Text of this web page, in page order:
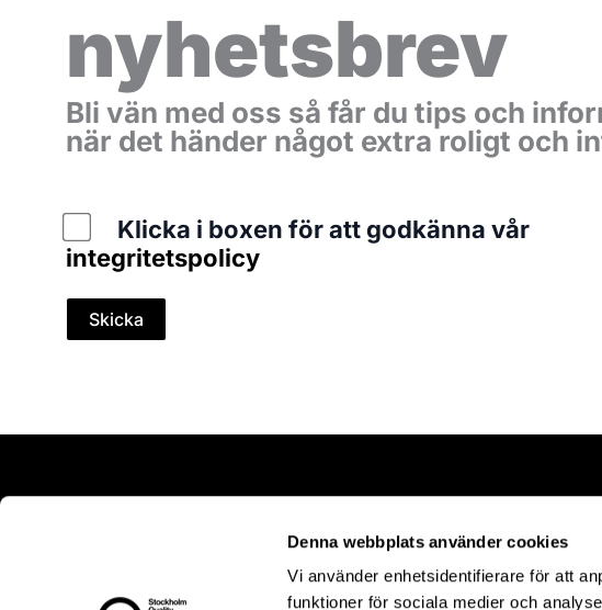
Denna webbplats använder cookies
Vi använder enhetsidentifierare för att
funktioner för sociala medier och
nyhetsbrev
Bli vän med oss så får du tips och
när det händer något extra roligt och
Policy
Klicka i boxen för att godkänna vår
integritetspolicy
Skicka
Välkommen till
Stockholm Quality
Outlet i Barkarby. Vi